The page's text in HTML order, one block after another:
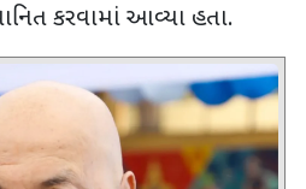
કરવામાં આવ્યા હતા.